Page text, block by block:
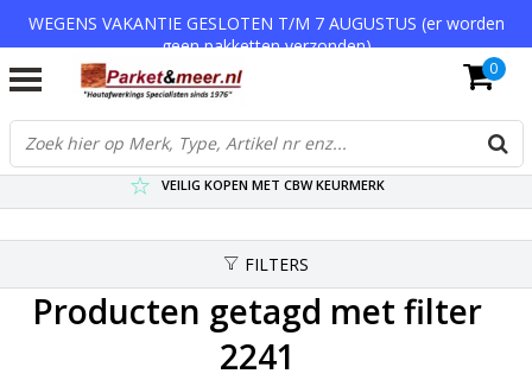
WEGENS VAKANTIE GESLOTEN T/M 7 AUGUSTUS (er worden
geen pakketten verzonden)
VERZENDKOSTEN € 7,95 (GRATIS VA €75,-)
SCHERPSTE PRIJZEN TOT WEL 75% KORTING !
VEILIG KOPEN MET CBW KEURMERK
0
FILTERS
Producten getagd met filter
2241